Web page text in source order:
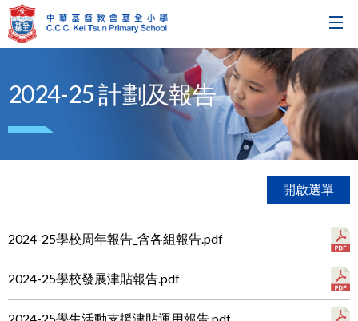
2024-25 計劃及報告
開啟選單
2024-25學校周年報告_含各組報告.pdf
2024-25學校發展津貼報告.pdf